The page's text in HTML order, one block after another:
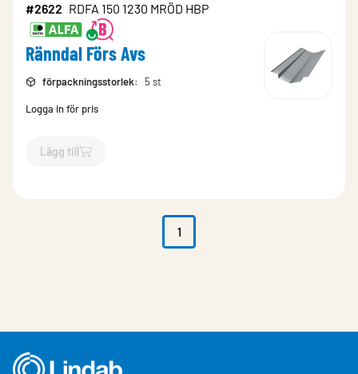
#2622 RDFA 150 1230 MRÖD HBP
Ränndal Förs Avs
förpackningsstorlek: 5 st
Logga in för pris
Lägg till
`$Lägg till
1